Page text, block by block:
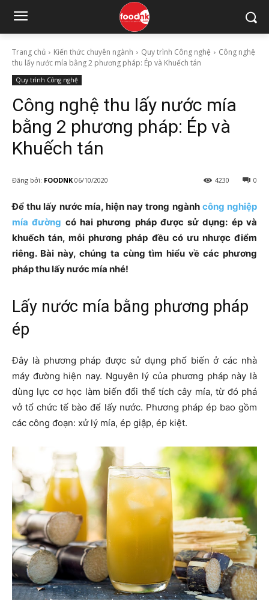
Trang chủ Kiến thức chuyên ngành Quy trình Công nghệ
Công nghệ
thu lấy nước mía bằng 2 phương pháp: Ép và Khuếch tán
Quy trình Công nghệ
Công nghệ thu lấy nước mía
bằng 2 phương pháp: Ép và
Khuếch tán
Đăng bởi: FOODNK 06/10/2020 0
4230
Để thu lấy nước mía, hiện nay trong ngành công nghiệp
mía đường có hai phương pháp được sử dụng: ép và
khuếch tán, mỗi phương pháp đều có ưu nhược điểm
riêng. Bài này, chúng ta cùng tìm hiểu về các phương
pháp thu lấy nước mía nhé!
Lấy nước mía bằng phương pháp
ép
Đây là phương pháp được sử dụng phổ biến ở các nhà
máy đường hiện nay. Nguyên lý của phương pháp này là
dùng lực cơ học làm biến đổi thể tích cây mía, từ đó phá
vở tổ chức tế bào để lấy nước. Phương pháp ép bao gồm
các công đoạn: xử lý mía, ép giập, ép kiệt.